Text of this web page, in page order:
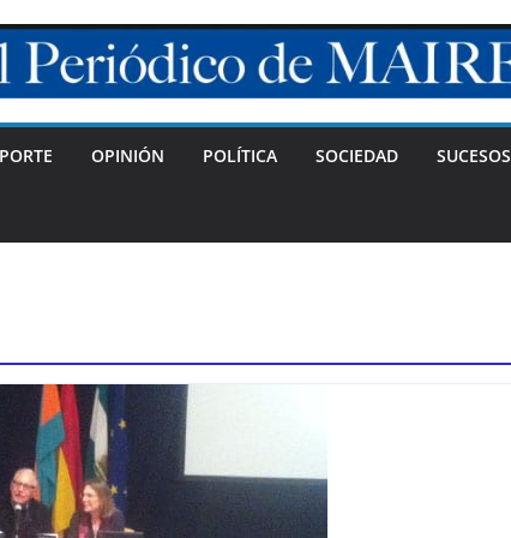
OPINIÓN POLÍTICA SOCIEDAD SUCESOS